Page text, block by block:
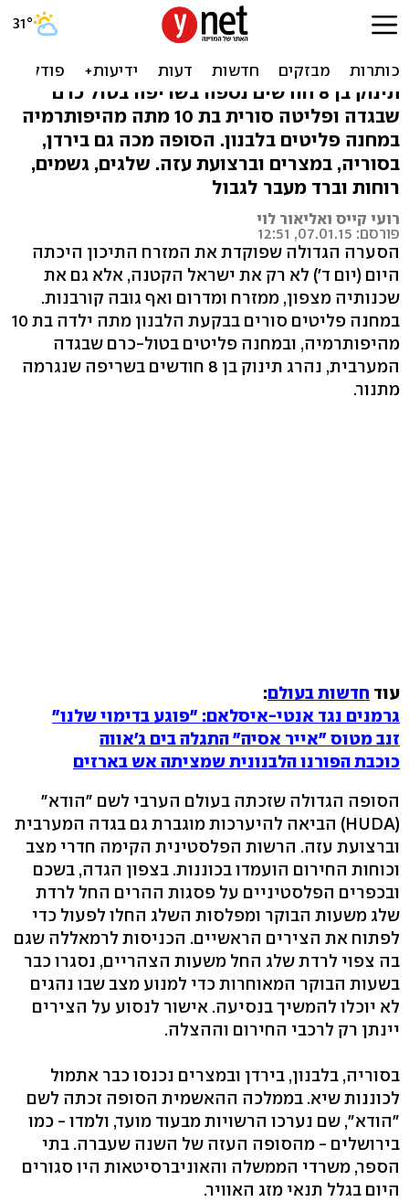
הסערה במזה"ת גובה חיים:
ילדה ותינוק נספו
תינוק בן 8 חודשים נספה בשריפה בטול כרם
שבגדה ופליטה סורית בת 10 מתה מהיפותרמיה
במחנה פליטים בלבנון. הסופה מכה גם בירדן,
בסוריה, במצרים וברצועת עזה. שלגים, גשמים,
רוחות וברד מעבר לגבול
רועי קייס ואליאור לוי
פורסם: 07.01.15, 12:51
הסערה הגדולה שפוקדת את המזרח התיכון היכתה
היום (יום ד') לא רק את ישראל הקטנה, אלא גם את
שכנותיה מצפון, ממזרח ומדרום ואף גובה קורבנות.
במחנה פליטים סורים בבקעת הלבנון מתה ילדה בת 10
מהיפותרמיה, ובמחנה פליטים בטול-כרם שבגדה
המערבית, נהרג תינוק בן 8 חודשים בשריפה שנגרמה
מתנור.
עוד חדשות בעולם:
גרמנים נגד אנטי-איסלאם: "פוגע בדימוי שלנו"
זנב מטוס "אייר אסיה" התגלה בים ג'אווה
כוכבת הפורנו הלבנונית שמציתה אש בארזים
הסופה הגדולה שזכתה בעולם הערבי לשם "הודא"
(HUDA) הביאה להיערכות מוגברת גם בגדה המערבית
וברצועת עזה. הרשות הפלסטינית הקימה חדרי מצב
וכוחות החירום הועמדו בכוננות. בצפון הגדה, בשכם
ובכפרים הפלסטיניים על פסגות ההרים החל לרדת
שלג משעות הבוקר ומפלסות השלג החלו לפעול כדי
לפתוח את הצירים הראשיים. הכניסות לרמאללה שגם
בה צפוי לרדת שלג החל משעות הצהריים, נסגרו כבר
בשעות הבוקר המאוחרות כדי למנוע מצב שבו נהגים
לא יוכלו להמשיך בנסיעה. אישור לנסוע על הצירים
יינתן רק לרכבי החירום וההצלה.
בסוריה, בלבנון, בירדן ובמצרים נכנסו כבר אתמול
לכוננות שיא. בממלכה ההאשמית הסופה זכתה לשם
"הודא", שם נערכו הרשויות מבעוד מועד, ולמדו - כמו
בירושלים - מהסופה העזה של השנה שעברה. בתי
הספר, משרדי הממשלה והאוניברסיטאות היו סגורים
היום בגלל תנאי מזג האוויר.